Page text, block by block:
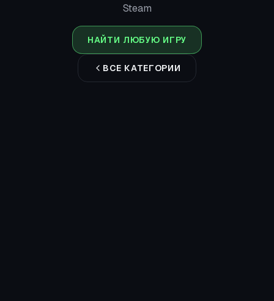
Steam
НАЙТИ ЛЮБУЮ ИГРУ
ВСЕ КАТЕГОРИИ